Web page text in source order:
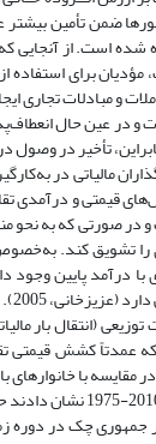
ضمن تأمین
شده است. از آنجایی
مؤدیان برای
و مبادلات
و در عین حال
تأخیر در
مالیاتی در
قیمتی و درآمدی
و در صورتی که به
را تشویق کند.
با درآمد پایین
(عزیزخانی، 2005).
(انتقال بار
کشش قیمتی